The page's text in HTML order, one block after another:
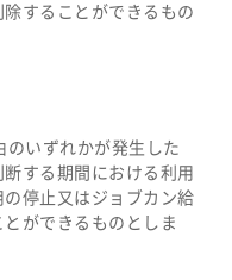
することができるもの
のいずれかが発生した
する期間における利用
停止又はジョブカン給
ができるものとしま